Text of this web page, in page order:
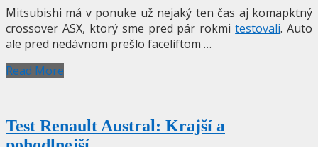
Mitsubishi má v ponuke už nejaký ten čas aj komapktný
crossover ASX, ktorý sme pred pár rokmitestovali. Auto
ale pred nedávnom prešlo faceliftom …
Read More
Test Renault Austral: Krajší a